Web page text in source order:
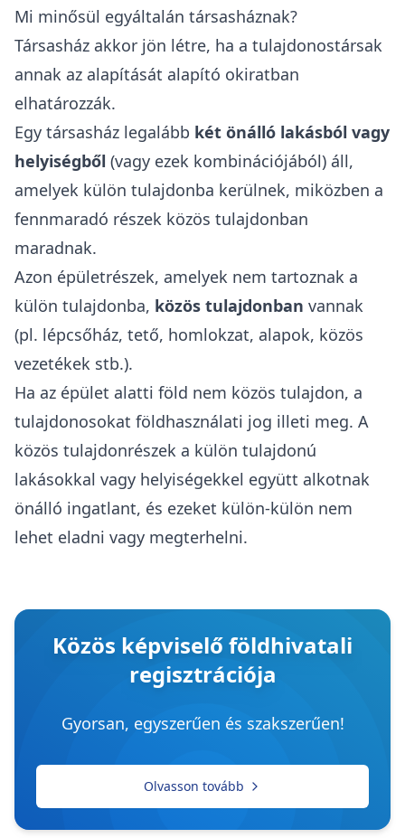
Mi minősül egyáltalán társasháznak?
Társasház akkor jön létre, ha a tulajdonostársak
annak az alapítását alapító okiratban
elhatározzák.
Egy társasház legalább két önálló lakásból vagy
helyiségből (vagy ezek kombinációjából) áll,
amelyek külön tulajdonba kerülnek, miközben a
fennmaradó részek közös tulajdonban
maradnak.
Azon épületrészek, amelyek nem tartoznak a
külön tulajdonba, közös tulajdonban vannak
(pl. lépcsőház, tető, homlokzat, alapok, közös
vezetékek stb.).
Ha az épület alatti föld nem közös tulajdon, a
tulajdonosokat földhasználati jog illeti meg. A
közös tulajdonrészek a külön tulajdonú
lakásokkal vagy helyiségekkel együtt alkotnak
önálló ingatlant, és ezeket külön-külön nem
lehet eladni vagy megterhelni.
Közös képviselő földhivatali
regisztrációja
Gyorsan, egyszerűen és szakszerűen!
Olvasson tovább